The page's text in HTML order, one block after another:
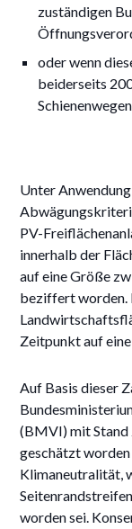
zuständigen
oder wenn
beiderseits
Unter
PV-
innerhalb der
auf eine Größe
beziffert worden.
Zeitpunkt auf
Auf Basis dieser
(BMVI) mit Stand
geschätzt
Klimaneutralität,
worden sei.